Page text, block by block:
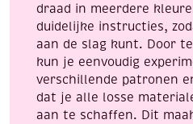
draad in meerdere
duidelijke instructies,
aan de slag kunt. Door
kun je eenvoudig
verschillende patronen
dat je alle losse
aan te schaffen. Dit